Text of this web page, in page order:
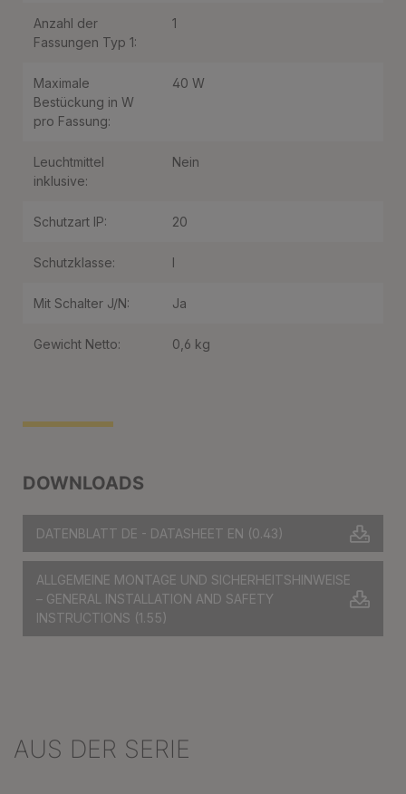
DOWNLOADS
DATENBLATT DE - DATASHEET EN (0.43)
ALLGEMEINE MONTAGE UND SICHERHEITSHINWEISE
– GENERAL INSTALLATION AND SAFETY
INSTRUCTIONS (1.55)
Anzahl der
Fassungen Typ 1:
1
Maximale
Bestückung in W
pro Fassung:
40 W
Leuchtmittel
inklusive:
Nein
Schutzart IP: 20
Schutzklasse: I
Mit Schalter J/N: Ja
Gewicht Netto: 0,6 kg
Produktgalerie überspringen
AUS DER SERIE